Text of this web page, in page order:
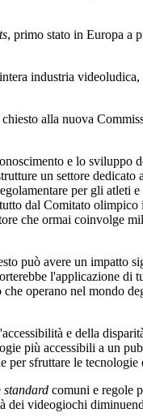
, primo stato in Europa a
industria
alla nuova
e lo sviluppo
un settore dedicato
per gli atleti
dal Comitato
che ormai coinvolge
può avere un impatto
l'applicazione di
operano nel mondo
e della
più accessibili a un
per sfruttare le tecnologie
standard comuni e regole
dei videogiochi